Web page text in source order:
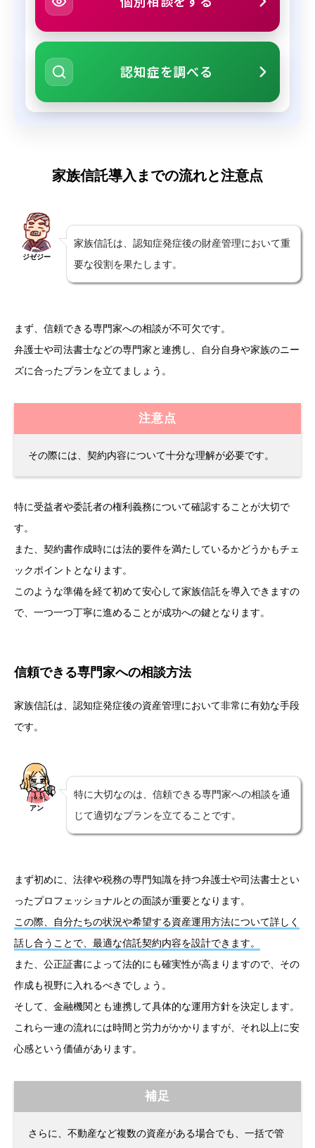
認知症を調べる
家族信託導入までの流れと注意点
ジゼジー
家族信託は、認知症発症後の財産管理において重
要な役割を果たします。
まず、信頼できる専門家への相談が不可欠です。
弁護士や司法書士などの専門家と連携し、自分自身や家族のニー
ズに合ったプランを立てましょう。
注意点
その際には、契約内容について十分な理解が必要です。
特に受益者や委託者の権利義務について確認することが大切で
す。
また、契約書作成時には法的要件を満たしているかどうかもチェ
ックポイントとなります。
このような準備を経て初めて安心して家族信託を導入できますの
で、一つ一つ丁寧に進めることが成功への鍵となります。
信頼できる専門家への相談方法
家族信託は、認知症発症後の資産管理において非常に有効な手段
です。
アン
特に大切なのは、信頼できる専門家への相談を通
じて適切なプランを立てることです。
まず初めに、法律や税務の専門知識を持つ弁護士や司法書士とい
ったプロフェッショナルとの面談が重要となります。
この際、自分たちの状況や希望する資産運用方法について詳しく
話し合うことで、最適な信託契約内容を設計できます。
また、公正証書によって法的にも確実性が高まりますので、その
作成も視野に入れるべきでしょう。
そして、金融機関とも連携して具体的な運用方針を決定します。
これら一連の流れには時間と労力がかかりますが、それ以上に安
心感という価値があります。
補足
さらに、不動産など複数の資産がある場合でも、一括で管